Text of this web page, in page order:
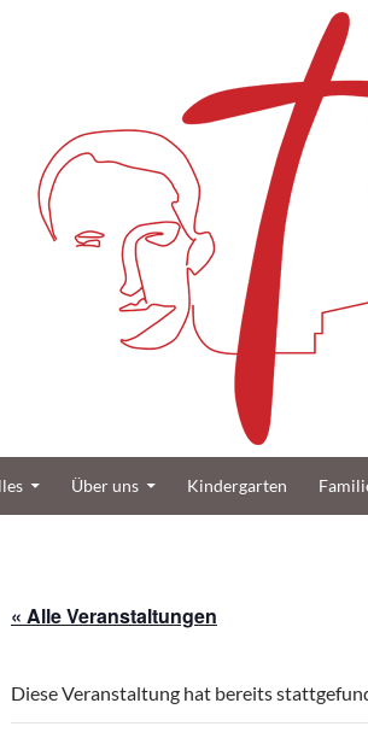
Gemeinde Sankt Bernard
Über uns Kindergarten
« Alle Veranstaltungen
Diese Veranstaltung hat bereits